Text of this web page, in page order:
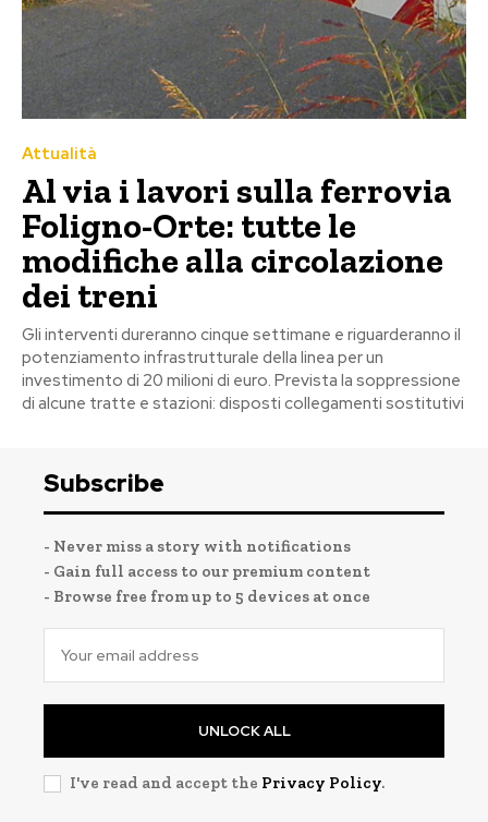
Attualità
Al via i lavori sulla ferrovia
Foligno-Orte: tutte le
modifiche alla circolazione
dei treni
Gli interventi dureranno cinque settimane e riguarderanno il
potenziamento infrastrutturale della linea per un
investimento di 20 milioni di euro. Prevista la soppressione
di alcune tratte e stazioni: disposti collegamenti sostitutivi
Subscribe
- Never miss a story with notifications
- Gain full access to our premium content
- Browse free from up to 5 devices at once
UNLOCK ALL
I've read and accept the Privacy Policy.